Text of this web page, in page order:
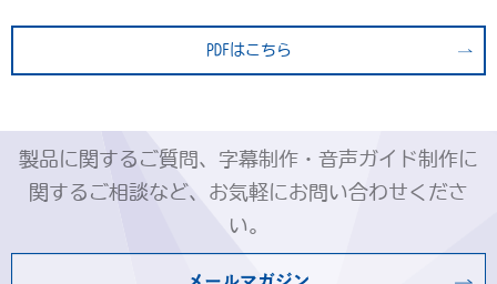
PDFはこちら
製品に関するご質問、字幕制作・音声ガイド制作に
関するご相談など、お気軽にお問い合わせくださ
い。